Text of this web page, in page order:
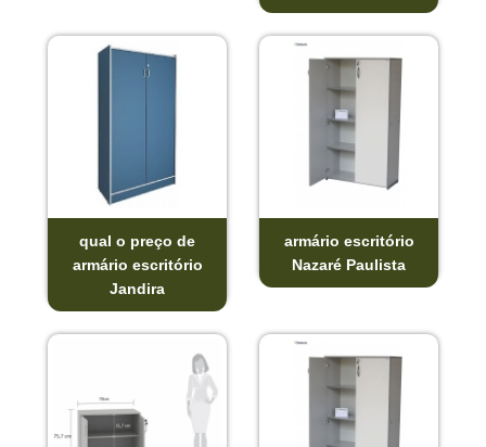
qual o preço de
armário escritório
Jandira
armário escritório
Nazaré Paulista